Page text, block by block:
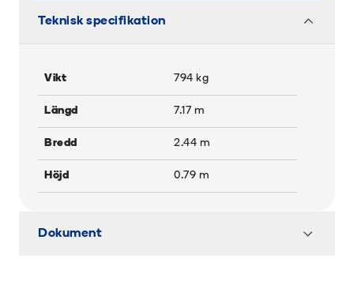
Teknisk specifikation
Vikt 794 kg
Längd 7.17 m
Bredd 2.44 m
Höjd 0.79 m
Dokument